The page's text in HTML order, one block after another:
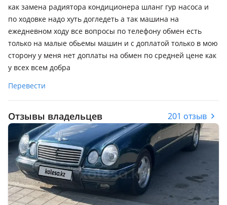
как замена радиятора кондиционера шланг гур насоса и
по ходовке надо хуть догледеть а так машина на
ежедневном ходу все вопросы по телефону обмен есть
только на малые обьемы машин и с доплатой только в мою
сторону у меня нет доплаты на обмен по средней цене как
у всех всем добра
Перевести
Отзывы владельцев 201 отзыв